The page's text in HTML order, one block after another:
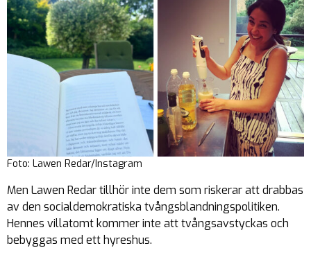
Foto: Lawen Redar/Instagram
Men Lawen Redar tillhör inte dem som riskerar att drabbas
av den socialdemokratiska tvångsblandningspolitiken.
Hennes villatomt kommer inte att tvångsavstyckas och
bebyggas med ett hyreshus.